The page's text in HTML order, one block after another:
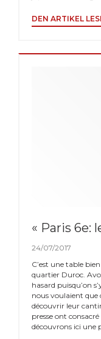
DEN ARTIKEL
« Paris 6e:
24/07/2017
C’est une table
quartier Duroc.
hasard puisqu’on
nous voulaient
découvrir leur
presse ont
découvrons ici une